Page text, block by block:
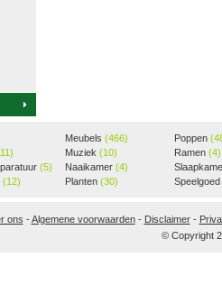
(5)
(12)
Meubels (466)
Muziek (10)
Naaikamer (4)
Planten (30)
Poppen
Ramen (4)
Speelgoed
ons -Algemene voorwaarden- Disclaimer-
© Copyright